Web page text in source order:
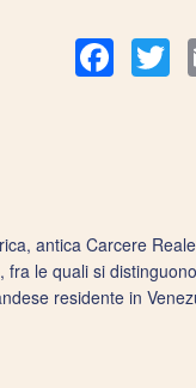
Facebook
antica Carcere
fra le quali si
residente in